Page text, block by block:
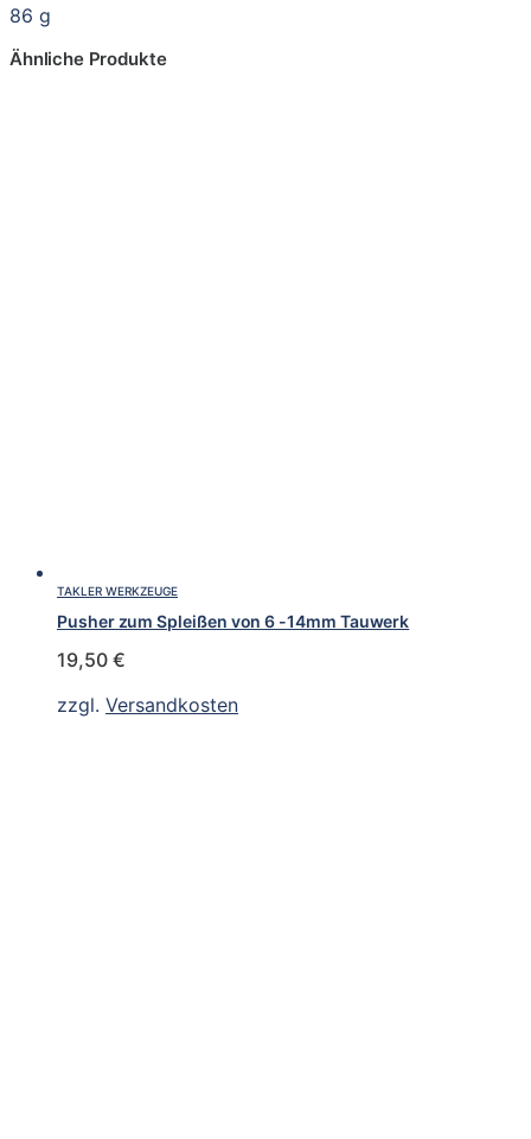
86 g
Ähnliche Produkte
TAKLER WERKZEUGE
Pusher zum Spleißen von 6 -14mm Tauwerk
19,50 €
zzgl. Versandkosten